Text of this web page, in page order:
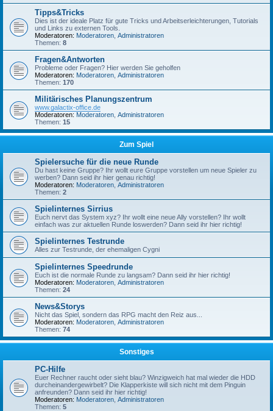
Tipps&Tricks
Dies ist der ideale Platz für gute Tricks und Arbeitserleichterungen, Tutorials
und Links zu externen Tools.
Moderatoren: Moderatoren Administratoren
Themen: 8
Fragen&Antworten
Probleme oder Fragen? Hier werden Sie geholfen
Moderatoren: Moderatoren Administratoren
Themen: 170
Militärisches Planungszentrum
www.galactix-office.de
Moderatoren: Moderatoren Administratoren
Themen: 15
Zum Spiel
Spielersuche für die neue Runde
Du hast keine Gruppe? Ihr wollt eure Gruppe vorstellen um neue Spieler zu
werben? Dann seid ihr hier genau richtig!
Moderatoren: Moderatoren Administratoren
Themen: 2
Spielinternes Sirrius
Euch nervt das System xyz? Ihr wollt eine neue Ally vorstellen? Ihr wollt
einfach was zur aktuellen Runde loswerden? Dann seid ihr hier richtig!
Spielinternes Testrunde
Alles zur Testrunde, der ehemaligen Cygni
Spielinternes Speedrunde
Euch ist die normale Runde zu langsam? Dann seid ihr hier richtig!
Moderatoren: Moderatoren Administratoren
Themen: 24
News&Storys
Nicht das Spiel, sondern das RPG macht den Reiz aus...
Moderatoren: Moderatoren Administratoren
Themen: 74
Sonstiges
PC-Hilfe
Euer Rechner raucht oder sieht blau? Winzigweich hat mal wieder die HDD
durcheinandergewirbelt? Die Klapperkiste will sich nicht mit dem Pinguin
anfreunden? Dann seid ihr hier richtig!
Moderatoren: Moderatoren Administratoren
Themen: 5